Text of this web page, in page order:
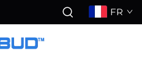
FR